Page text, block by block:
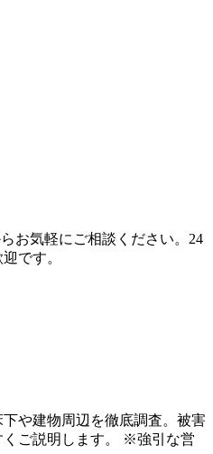
お気軽にご相談ください。24
です。
や建物周辺を徹底調査。被害
ご説明します。 ※強引な営